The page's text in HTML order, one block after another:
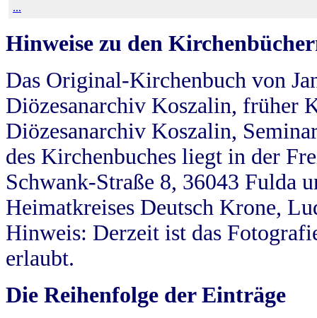
...
Hinweise zu den
Das Original-Kirchenbuch von
Diözesanarchiv Koszalin, früher
Diözesanarchiv Koszalin,
des Kirchenbuches liegt in der
Schwank-Straße 8, 36043 Fulda
Heimatkreises Deutsch Krone,
Hinweis: Derzeit ist das
erlaubt.
Die Reihenfolge der Einträge